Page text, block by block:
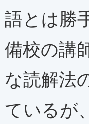
語とは勝
備校の講
な読解法
ているが